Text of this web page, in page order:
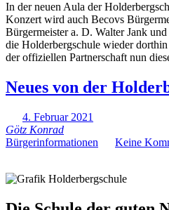
In der neuen Aula der
Konzert wird auch Becovs
Bürgermeister a. D. Walter Jank
die Holderbergschule wieder
der offiziellen Partnerschaft nun
Neues von der
4. Februar 2021
Götz Konrad
Bürgerinformationen
Keine